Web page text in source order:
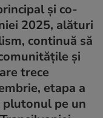
și co-
2025, alături
continuă să
și
trece
etapa a
plutonul pe un